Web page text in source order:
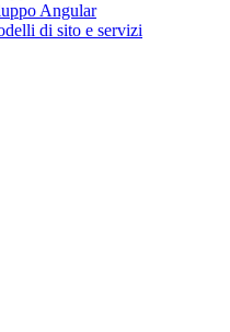
Angular
di sito e servizi